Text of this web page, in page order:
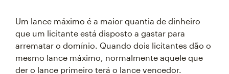
Um lance máximo é a maior quantia de dinheiro
que um licitante está disposto a gastar para
arrematar o domínio. Quando dois licitantes dão o
mesmo lance máximo, normalmente aquele que
der o lance primeiro terá o lance vencedor.